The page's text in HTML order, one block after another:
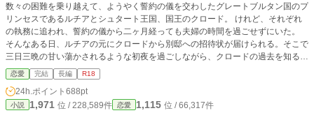
数々の困難を乗り越えて、ようやく誓約の儀を交わしたグレートブルタン国のプ
リンセスであるルチアとシュタート王国、国王のクロード。 けれど、それぞれ
の執務に追われ、誓約の儀から二ヶ月経っても夫婦の時間を過ごせずにいた。
そんなある日、ルチアの元にクロードから別邸への招待状が届けられる。そこで
三日三晩の甘い蕩かされるような初夜を過ごしながら、クロードの過去を知るこ
とになる。 ２人の出会いを描いた作品はこちら 「純粋無垢なプリンセスを野盗
から助け出したのは、冷徹と噂される美麗国王でした」https://www.alphapolis.c
o.jp/novel/702276663/443443630 ２人の誓約の儀を描いた作品はこちら 「純粋
無垢なプリンセスは、冷徹と噂される美麗国王と誓約の儀を結ぶ」 https://www.
恋愛 完結 長編 R18
24h.ポイント 688pt
小説 1,971 位 / 228,589件 恋愛 1,115 位 / 66,317件